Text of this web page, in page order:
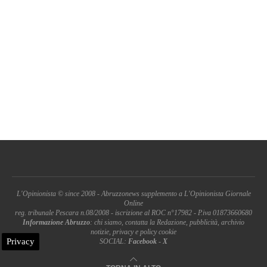
L'Opinionista © since 2008 - Abruzzonews supplemento a L'Opinionista Giornale
Online
reg. tribunale Pescara n.08/2008 - iscrizione al ROC n°17982 - P.iva 01873660680
Informazione Abruzzo: chi siamo, contatta la Redazione, pubblicità, archivio
notizie, privacy e policy cookie
SOCIAL: Facebook - X
Privacy